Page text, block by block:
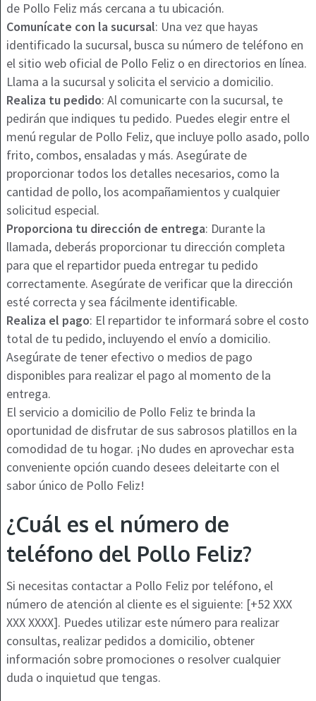
de Pollo Feliz más cercana a tu ubicación.
Comunícate con la sucursal: Una vez que hayas
identificado la sucursal, busca su número de teléfono en
el sitio web oficial de Pollo Feliz o en directorios en línea.
Llama a la sucursal y solicita el servicio a domicilio.
Realiza tu pedido: Al comunicarte con la sucursal, te
pedirán que indiques tu pedido. Puedes elegir entre el
menú regular de Pollo Feliz, que incluye pollo asado, pollo
frito, combos, ensaladas y más. Asegúrate de
proporcionar todos los detalles necesarios, como la
cantidad de pollo, los acompañamientos y cualquier
solicitud especial.
Proporciona tu dirección de entrega: Durante la
llamada, deberás proporcionar tu dirección completa
para que el repartidor pueda entregar tu pedido
correctamente. Asegúrate de verificar que la dirección
esté correcta y sea fácilmente identificable.
Realiza el pago: El repartidor te informará sobre el costo
total de tu pedido, incluyendo el envío a domicilio.
Asegúrate de tener efectivo o medios de pago
disponibles para realizar el pago al momento de la
entrega.
El servicio a domicilio de Pollo Feliz te brinda la
oportunidad de disfrutar de sus sabrosos platillos en la
comodidad de tu hogar. ¡No dudes en aprovechar esta
conveniente opción cuando desees deleitarte con el
sabor único de Pollo Feliz!
¿Cuál es el número de
teléfono del Pollo Feliz?
Si necesitas contactar a Pollo Feliz por teléfono, el
número de atención al cliente es el siguiente: [+52 XXX
XXX XXXX]. Puedes utilizar este número para realizar
consultas, realizar pedidos a domicilio, obtener
información sobre promociones o resolver cualquier
duda o inquietud que tengas.